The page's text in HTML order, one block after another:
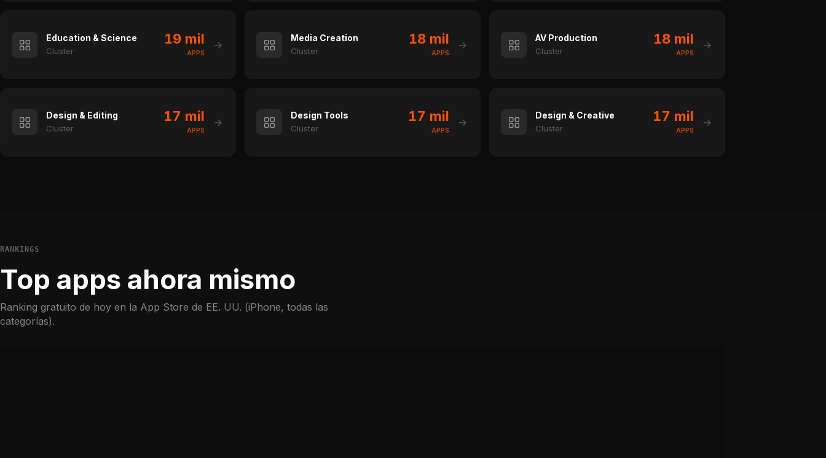
Education & Science
Cluster
19 mil
APPS
→
Media Creation
Cluster
18 mil
APPS
→
AV Production
Cluster
18 mil
APPS
→
Design & Editing
Cluster
17 mil
APPS
→
Design Tools
Cluster
17 mil
APPS
→
Design & Creative
Cluster
17 mil
APPS
→
RANKINGS
Top apps ahora mismo
Ranking gratuito de hoy en la App Store de EE. UU. (iPhone, todas las
categorías).